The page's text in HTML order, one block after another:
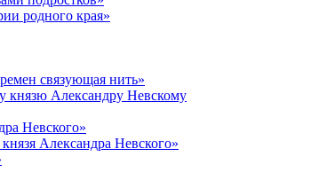
родного края»
связующая нить»
князю Александру Невскому
Невского»
Александра Невского»